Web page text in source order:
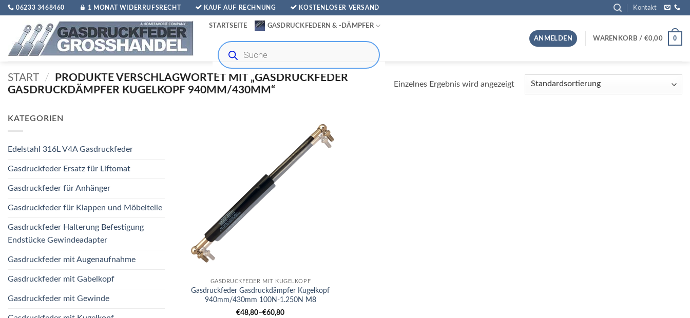
Zum
springen
06233 3468460 1 MONAT WIDERRUFSRECHT KAUF AUF RECHNUNG KOSTENLOSER VERSAND Kontakt
STARTSEITE GASDRUCKFEDERN & -DÄMPFER
Products
search
ANMELDEN WARENKORB / €0,00 0
START /
PRODUKTE VERSCHLAGWORTET MIT „GASDRUCKFEDER
GASDRUCKDÄMPFER KUGELKOPF 940MM/430MM“
Einzelnes Ergebnis wird angezeigt
KATEGORIEN
Edelstahl 316L V4A Gasdruckfeder
Gasdruckfeder Ersatz für Liftomat
Gasdruckfeder für Anhänger
Gasdruckfeder für Klappen und Möbelteile
Gasdruckfeder Halterung Befestigung
Endstücke Gewindeadapter
Gasdruckfeder mit Augenaufnahme
Gasdruckfeder mit Gabelkopf
Gasdruckfeder mit Gewinde
GASDRUCKFEDER MIT KUGELKOPF
Gasdruckfeder Gasdruckdämpfer Kugelkopf
940mm/430mm 100N-1.250N M8
€48,80–€60,80